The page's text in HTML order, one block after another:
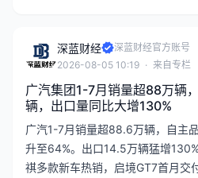
深蓝财经
深蓝财经官方账号
2026-08-05 10:19 · 来自专栏
广汽集团1-7月销量超88万辆
辆，出口量同比大增130%
广汽1-7月销量超88.6万辆，自主
升至64%。出口14.5万辆猛增
祺多款新车热销，启境GT7首月交